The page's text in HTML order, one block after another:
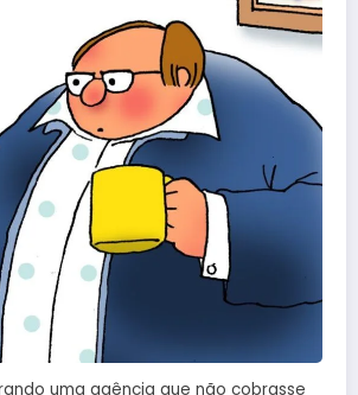
uma agência que não cobrasse